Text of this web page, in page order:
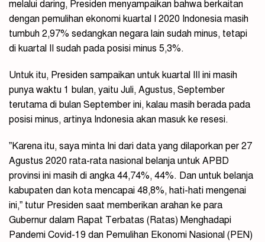
melalui daring, Presiden menyampaikan bahwa berkaitan
dengan pemulihan ekonomi kuartal I 2020 Indonesia masih
tumbuh 2,97% sedangkan negara lain sudah minus, tetapi
di kuartal II sudah pada posisi minus 5,3%.
Untuk itu, Presiden sampaikan untuk kuartal III ini masih
punya waktu 1 bulan, yaitu Juli, Agustus, September
terutama di bulan September ini, kalau masih berada pada
posisi minus, artinya Indonesia akan masuk ke resesi.
”Karena itu, saya minta Ini dari data yang dilaporkan per 27
Agustus 2020 rata-rata nasional belanja untuk APBD
provinsi ini masih di angka 44,74%, 44%. Dan untuk belanja
kabupaten dan kota mencapai 48,8%, hati-hati mengenai
ini,” tutur Presiden saat memberikan arahan ke para
Gubernur dalam Rapat Terbatas (Ratas) Menghadapi
Pandemi Covid-19 dan Pemulihan Ekonomi Nasional (PEN)